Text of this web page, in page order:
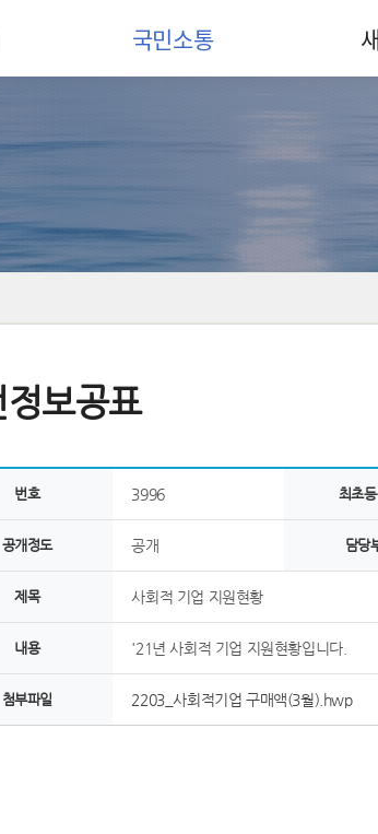
국민소통
보공표
번호 3996 최초
공개정도 공개 담당
제목 사회적 기업 지원현황
내용 '21년 사회적 기업 지원현황입니다.
첨부파일 2203_사회적기업 구매액(3월).hwp